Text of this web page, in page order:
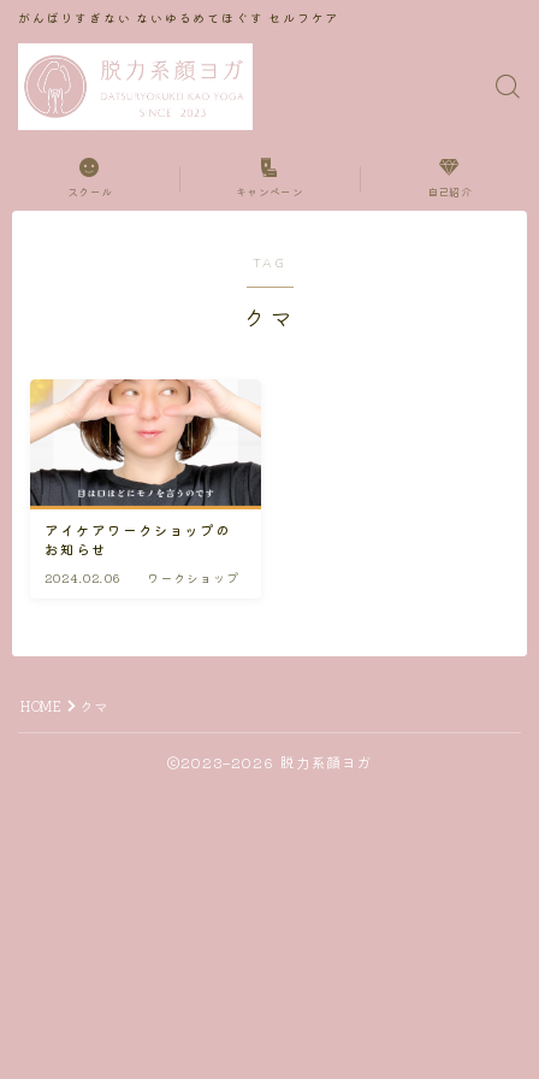
がんばりすぎない ないゆるめてほぐす セルフケア
スクール キャンペーン 自己紹介
TAG
クマ
アイケアワークショップの
お知らせ
2024.02.06 ワークショップ
HOME クマ
2023–2026 脱力系顔ヨガ